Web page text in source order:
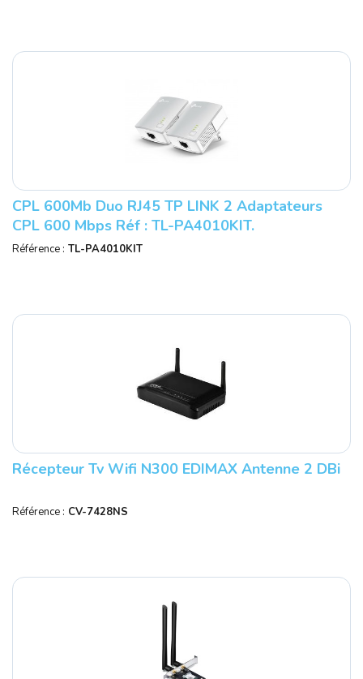
CPL 600Mb Duo RJ45 TP LINK 2 Adaptateurs
CPL 600 Mbps Réf : TL-PA4010KIT.
Référence : TL-PA4010KIT
Récepteur Tv Wifi N300 EDIMAX Antenne 2 DBi
Référence : CV-7428NS